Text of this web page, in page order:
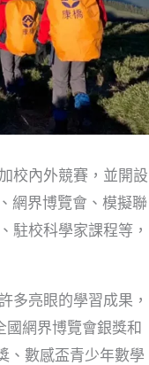
校內外競賽，並開設
網界博覽會、模擬聯
駐校科學家課程等，
多亮眼的學習成果，
國網界博覽會銀獎和
、數感盃青少年數學